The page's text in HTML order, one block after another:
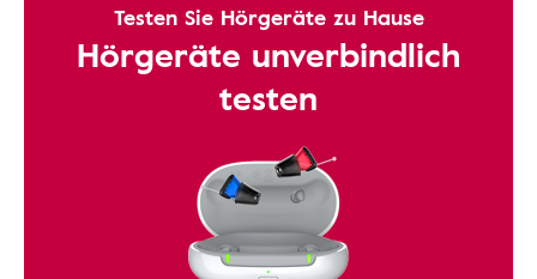
Testen Sie Hörgeräte zu Hause
Hörgeräte unverbindlich
testen